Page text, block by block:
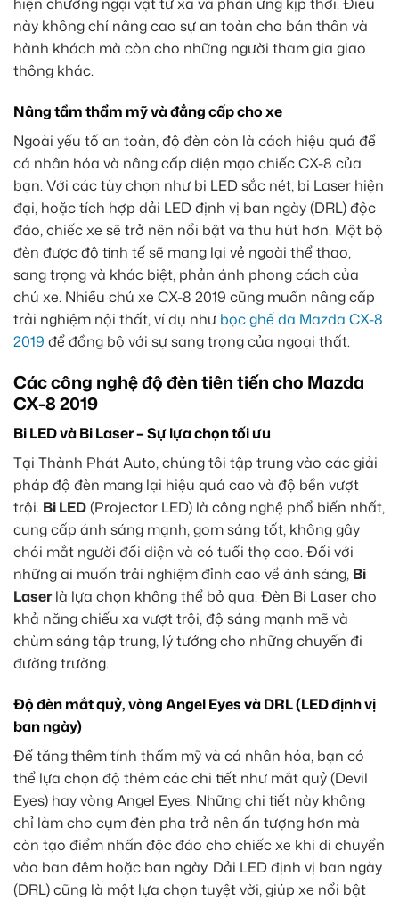
này không chỉ nâng cao sự an toàn cho bản thân và
hành khách mà còn cho những người tham gia giao
thông khác.
Nâng tầm thẩm mỹ và đẳng cấp cho xe
Ngoài yếu tố an toàn, độ đèn còn là cách hiệu quả để
cá nhân hóa và nâng cấp diện mạo chiếc CX-8 của
bạn. Với các tùy chọn như bi LED sắc nét, bi Laser hiện
đại, hoặc tích hợp dải LED định vị ban ngày (DRL) độc
đáo, chiếc xe sẽ trở nên nổi bật và thu hút hơn. Một bộ
đèn được độ tinh tế sẽ mang lại vẻ ngoài thể thao,
sang trọng và khác biệt, phản ánh phong cách của
chủ xe. Nhiều chủ xe CX-8 2019 cũng muốn nâng cấp
trải nghiệm nội thất, ví dụ như bọc ghế da Mazda CX-8
2019 để đồng bộ với sự sang trọng của ngoại thất.
Các công nghệ độ đèn tiên tiến cho Mazda
CX-8 2019
Bi LED và Bi Laser – Sự lựa chọn tối ưu
Tại Thành Phát Auto, chúng tôi tập trung vào các giải
pháp độ đèn mang lại hiệu quả cao và độ bền vượt
trội. Bi LED(Projector LED) là công nghệ phổ biến nhất,
cung cấp ánh sáng mạnh, gom sáng tốt, không gây
chói mắt người đối diện và có tuổi thọ cao. Đối với
những ai muốn trải nghiệm đỉnh cao về ánh sáng, Bi
Laserlà lựa chọn không thể bỏ qua. Đèn Bi Laser cho
khả năng chiếu xa vượt trội, độ sáng mạnh mẽ và
chùm sáng tập trung, lý tưởng cho những chuyến đi
đường trường.
Độ đèn mắt quỷ, vòng Angel Eyes và DRL (LED định vị
ban ngày)
Để tăng thêm tính thẩm mỹ và cá nhân hóa, bạn có
thể lựa chọn độ thêm các chi tiết như mắt quỷ (Devil
Eyes) hay vòng Angel Eyes. Những chi tiết này không
chỉ làm cho cụm đèn pha trở nên ấn tượng hơn mà
còn tạo điểm nhấn độc đáo cho chiếc xe khi di chuyển
vào ban đêm hoặc ban ngày. Dải LED định vị ban ngày
(DRL) cũng là một lựa chọn tuyệt vời, giúp xe nổi bật